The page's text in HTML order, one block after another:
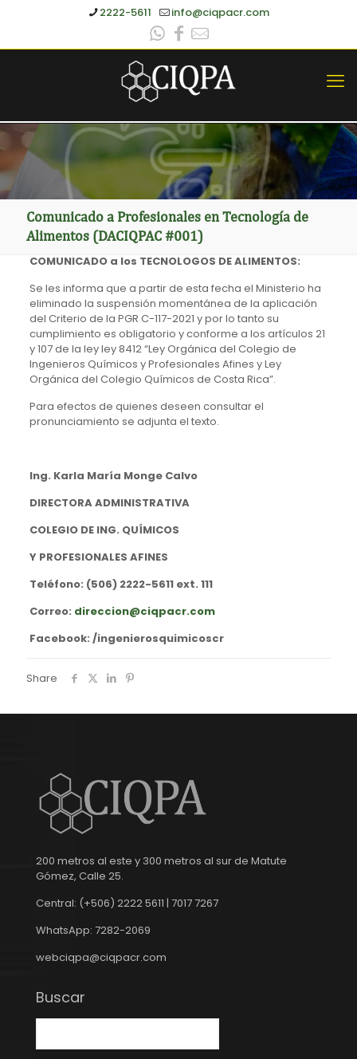
2222-5611 info@ciqpacr.com
Comunicado a Profesionales en Tecnología de
Alimentos (DACIQPAC #001)
COMUNICADO a los TECNOLOGOS DE ALIMENTOS:
Se les informa que a partir de esta fecha el Ministerio ha
eliminado la suspensión momentánea de la aplicación
del Criterio de la PGR C-117-2021 y por lo tanto su
cumplimiento es obligatorio y conforme a los artículos 21
y 107 de la ley ley 8412 “Ley Orgánica del Colegio de
Ingenieros Químicos y Profesionales Afines y Ley
Orgánica del Colegio Químicos de Costa Rica”.
Para efectos de quienes deseen consultar el
pronunciamiento se adjunta el texto.
Ing. Karla María Monge Calvo
DIRECTORA ADMINISTRATIVA
COLEGIO DE ING. QUÍMICOS
Y PROFESIONALES AFINES
Teléfono: (506) 2222-5611 ext. 111
Correo: direccion@ciqpacr.com
Facebook: /ingenierosquimicoscr
Share
200 metros al este y 300 metros al sur de Matute
Gómez, Calle 25.
Central: (+506) 2222 5611 | 7017 7267
WhatsApp: 7282-2069
webciqpa@ciqpacr.com
Buscar